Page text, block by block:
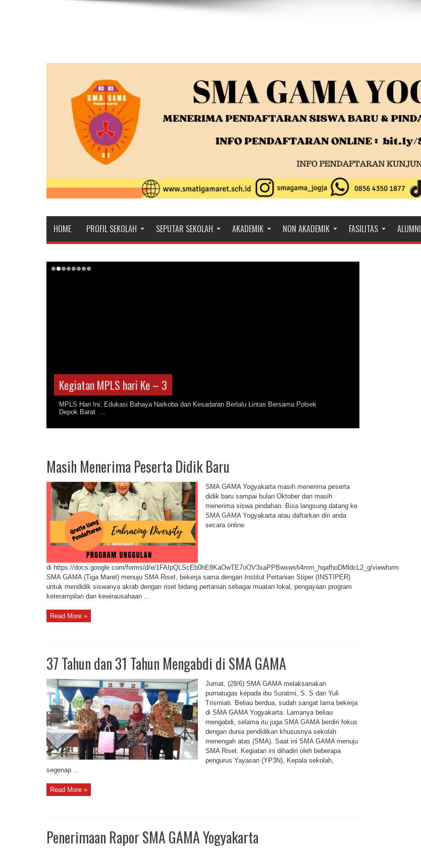
HOME PROFIL SEKOLAH SEPUTAR SEKOLAH AKADEMIK NON AKADEMIK FASILITAS ALUMNI
Kegiatan MPLS hari Ke – 3
MPLS Hari Ini: Edukasi Bahaya Narkoba dan Kesadaran Berlalu Lintas Bersama Polsek
Depok Barat ...
Masih Menerima Peserta Didik Baru
SMA GAMA Yogyakarta masih menerima peserta
didik baru sampai bulan Oktober dan masih
menerima siswa pindahan. Bisa langsung datang ke
SMA GAMA Yogyakarta atau daftarkan diri anda
secara online
di https://docs.google.com/forms/d/e/1FAIpQLScEb0hE8KaOwTE7oOV3xaPPBwxwsfi4mm_hqafhoDMldcL2_g/viewform
SMA GAMA (Tiga Maret) menuju SMA Riset, bekerja sama dengan Institut Pertanian Stiper (INSTIPER)
untuk mendidik siswanya akrab dengan riset bidang pertanian sebagai muatan lokal, pengayaan program
keterampilan dan kewirausahaan ...
Read More »
37 Tahun dan 31 Tahun Mengabdi di SMA GAMA
Jumat, (28/6) SMA GAMA melaksanakan
purnatugas kepada ibu Suratmi, S. S dan Yuli
Trismiati. Beliau berdua, sudah sangat lama bekerja
di SMA GAMA Yogyakarta. Lamanya beliau
mengabdi, selama itu juga SMA GAMA berdiri fokus
dengan dunia pendidikan khususnya sekolah
menengah atas (SMA). Saat ini SMA GAMA menuju
SMA Riset. Kegiatan ini dihadiri oleh beberapa
pengurus Yayasan (YP3N), Kepala sekolah,
segenap ...
Read More »
Penerimaan Rapor SMA GAMA Yogyakarta